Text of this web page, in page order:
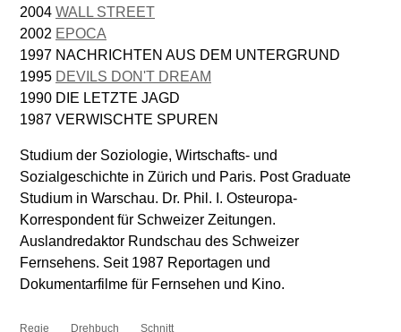
2004 WALL STREET
2002 EPOCA
1997 NACHRICHTEN AUS DEM UNTERGRUND
1995 DEVILS DON'T DREAM
1990 DIE LETZTE JAGD
1987 VERWISCHTE SPUREN
Studium der Soziologie, Wirtschafts- und
Sozialgeschichte in Zürich und Paris. Post Graduate
Studium in Warschau. Dr. Phil. I. Osteuropa-
Korrespondent für Schweizer Zeitungen.
Auslandredaktor Rundschau des Schweizer
Fernsehens. Seit 1987 Reportagen und
Dokumentarfilme für Fernsehen und Kino.
Regie Drehbuch Schnitt